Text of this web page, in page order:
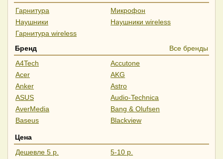
Гарнитура
Микрофон
Наушники
Наушники wireless
Гарнитура wireless
Бренд
Все бренды
A4Tech
Accutone
Acer
AKG
Anker
Astro
ASUS
Audio-Technica
AverMedia
Bang & Olufsen
Baseus
Blackview
Creative
CrownMicro
Dahua
Defender
Цена
Дешевле 5 р.
5-10 р.